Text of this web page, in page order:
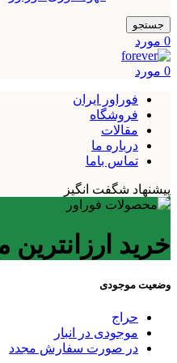
جستجو
0 مورد
0 مورد
فوراور ایران
فروشگاه
مقالات
درباره ما
تماس باما
پیشنهاد شگفت انگیز
خرید
وضعیت موجودی
حراج
موجودی در انبار
در صورت سفارش مجدد